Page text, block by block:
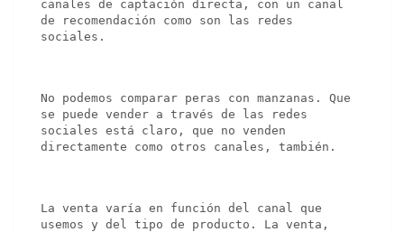
canales de captación directa, con un canal
de recomendación como son las redes
sociales.
No podemos comparar peras con manzanas. Que
se puede vender a través de las redes
sociales está claro, que no venden
directamente como otros canales, también.
La venta varía en función del canal que
usemos y del tipo de producto. La venta,